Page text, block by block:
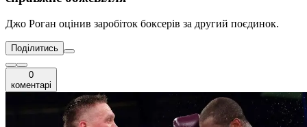
Джо Роган оцінив заробіток боксерів за другий поєдинок.
Поділитись
0
коментарі